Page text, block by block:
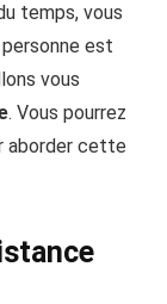
temps, vous
est
vous
. Vous pourrez
aborder cette